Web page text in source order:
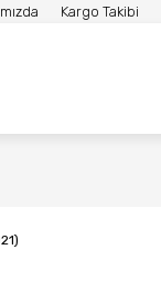
Kargo Takibi